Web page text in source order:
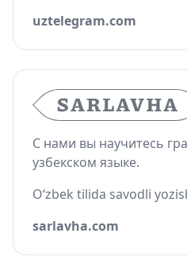
uztelegram.com
С нами вы научитесь
узбекском языке.
O‘zbek tilida savodli
sarlavha.com